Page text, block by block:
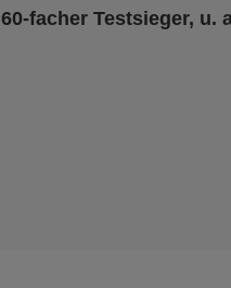
60-facher Testsieger, u.